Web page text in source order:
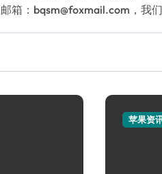
箱：bqsm@foxmail.com，我们
苹果资